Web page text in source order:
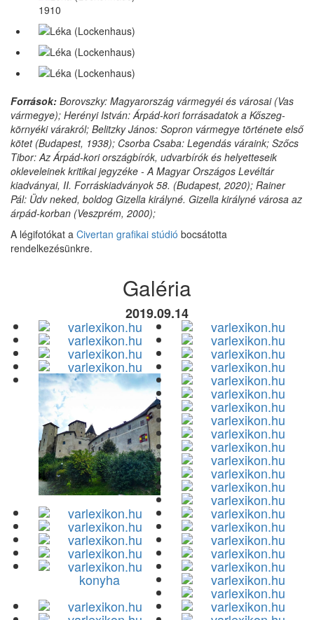
1910
Források: Borovszky: Magyarország vármegyéi és városai (Vas
vármegye); Herényi István: Árpád-kori forrásadatok a Kőszeg-
környéki várakról; Belitzky János: Sopron vármegye története első
kötet (Budapest, 1938); Csorba Csaba: Legendás váraink; Szőcs
Tibor: Az Árpád-kori országbírók, udvarbírók és helyetteseik
okleveleinek kritikai jegyzéke - A Magyar Országos Levéltár
kiadványai, II. Forráskiadványok 58. (Budapest, 2020); Rainer
Pál: Üdv neked, boldog Gizella királyné. Gizella királyné városa az
árpád-korban (Veszprém, 2000);
A légifotókat a Civertan grafikai stúdió bocsátotta
rendelkezésünkre.
Galéria
2019.09.14
konyha